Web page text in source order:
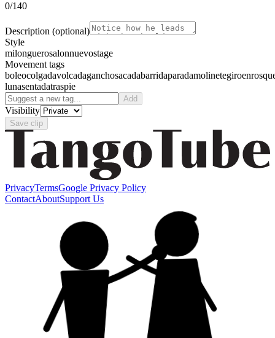
0/140
Description (optional)
Style
milonguerosalonnuevostage
Movement tags
boleocolgadavolcadaganchosacadabarridaparadamolinetegiro
lunasentadatraspie
Add
Visibility
Save clip
PrivacyTermsGoogle Privacy Policy
ContactAboutSupport Us